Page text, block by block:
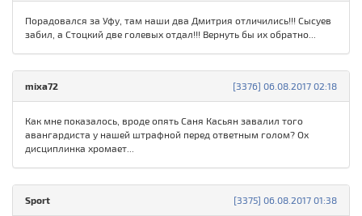
Порадовался за Уфу, там наши два Дмитрия отличились!!! Сысуев
забил, а Стоцкий две голевых отдал!!! Вернуть бы их обратно...
[3376] 06.08.2017 02:18
mixa72
Как мне показалось, вроде опять Саня Касьян завалил того
авангардиста у нашей штрафной перед ответным голом? Ох
дисциплинка хромает...
[3375] 06.08.2017 01:38
Sport